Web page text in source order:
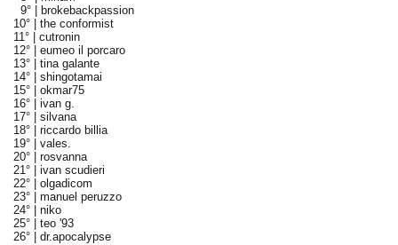
9° |
brokebackpassion
10° | the conformist
11° | cutronin
12° | eumeo il porcaro
13° | tina galante
14° | shingotamai
15° | okmar75
16° | ivan g.
17° | silvana
18° | riccardo billia
19° | vales.
20° | rosvanna
21° | ivan scudieri
22° | olgadicom
23° | manuel peruzzo
24° | niko
25° | teo '93
26° | dr.apocalypse